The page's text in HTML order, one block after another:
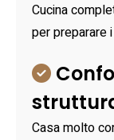
Cucina
per preparare
Casa molto